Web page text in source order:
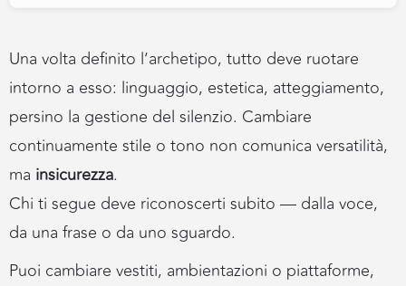
Una volta definito l’archetipo, tutto deve ruotare
intorno a esso: linguaggio, estetica, atteggiamento,
persino la gestione del silenzio. Cambiare
continuamente stile o tono non comunica versatilità,
ma insicurezza.
Chi ti segue deve riconoscerti subito — dalla voce,
da una frase o da uno sguardo.
Puoi cambiare vestiti, ambientazioni o piattaforme,